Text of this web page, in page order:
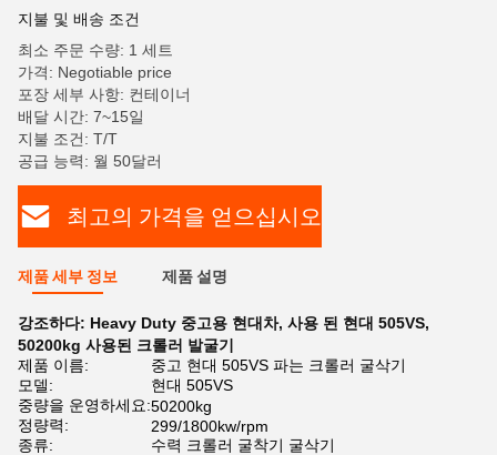
지불 및 배송 조건
최소 주문 수량: 1 세트
가격: Negotiable price
포장 세부 사항: 컨테이너
배달 시간: 7~15일
지불 조건: T/T
공급 능력: 월 50달러
최고의 가격을 얻으십시오
제품 세부 정보 제품 설명
강조하다: Heavy Duty 중고용 현대차, 사용 된 현대 505VS,
50200kg 사용된 크롤러 발굴기
제품 이름:
중고 현대 505VS 파는 크롤러 굴삭기
모델:
현대 505VS
중량을 운영하세요:50200kg
정량력:
299/1800kw/rpm
종류:
수력 크롤러 굴착기 굴삭기